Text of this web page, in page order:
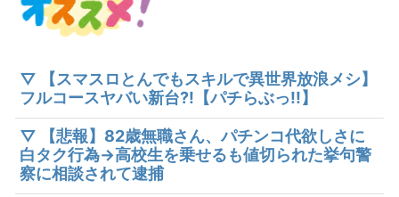
▽ 【スマスロとんでもスキルで異世界放浪メシ】
フルコースヤバい新台?!【パチらぶっ!!】
▽ 【悲報】82歳無職さん、パチンコ代欲しさに
白タク行為→高校生を乗せるも値切られた挙句警
察に相談されて逮捕